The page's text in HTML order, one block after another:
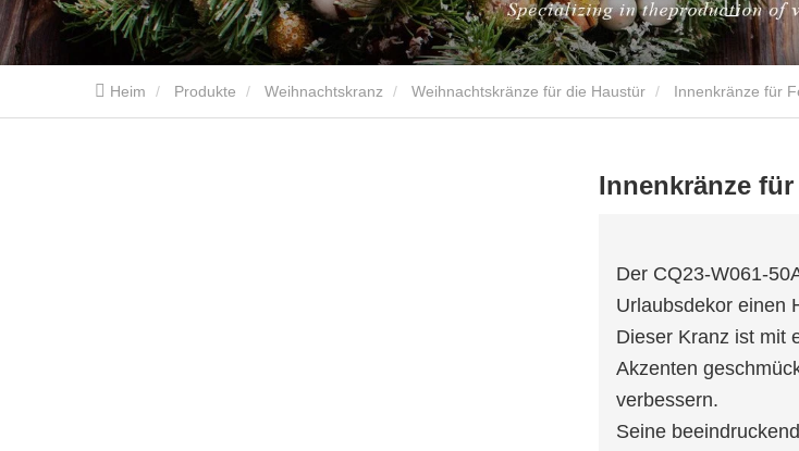
Heim Produkte Weihnachtskranz Weihnachtskränze für die Haustür Innenkränze für
Innenkränze
Der CQ23-W061-
Urlaubsdekor einen
Dieser Kranz ist mit
Akzenten
verbessern.
Seine